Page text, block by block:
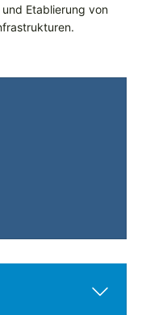
Etablierung von